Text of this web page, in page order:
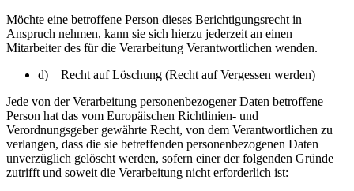
Möchte eine betroffene Person dieses Berichtigungsrecht in
Anspruch nehmen, kann sie sich hierzu jederzeit an einen
Mitarbeiter des für die Verarbeitung Verantwortlichen wenden.
d) Recht auf Löschung (Recht auf Vergessen werden)
Jede von der Verarbeitung personenbezogener Daten betroffene
Person hat das vom Europäischen Richtlinien- und
Verordnungsgeber gewährte Recht, von dem Verantwortlichen zu
verlangen, dass die sie betreffenden personenbezogenen Daten
unverzüglich gelöscht werden, sofern einer der folgenden Gründe
zutrifft und soweit die Verarbeitung nicht erforderlich ist: